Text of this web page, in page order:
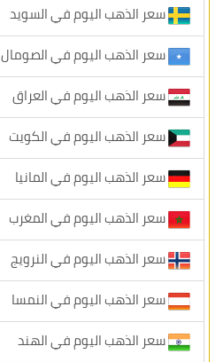
سعر الذهب اليوم في السويد
سعر الذهب اليوم في الصومال
سعر الذهب اليوم في العراق
سعر الذهب اليوم في الكويت
سعر الذهب اليوم في المانيا
سعر الذهب اليوم في المغرب
سعر الذهب اليوم في النرويج
سعر الذهب اليوم في النمسا
سعر الذهب اليوم في الهند